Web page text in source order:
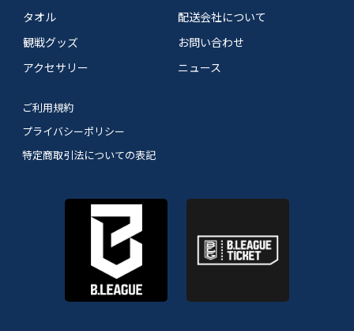
タオル
観戦グッズ
アクセサリー
配送会社について
お問い合わせ
ニュース
ご利用規約
プライバシーポリシー
特定商取引法についての表記